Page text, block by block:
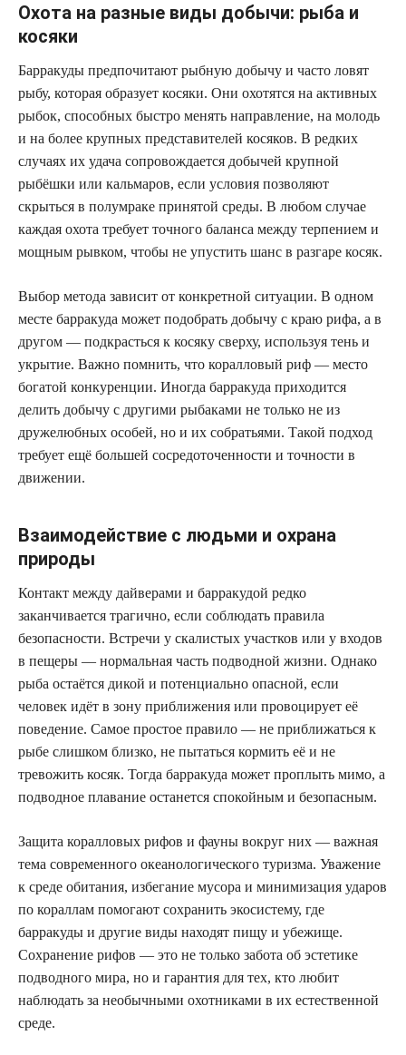
Охота на разные виды добычи: рыба и
косяки
Барракуды предпочитают рыбную добычу и часто ловят
рыбу, которая образует косяки. Они охотятся на активных
рыбок, способных быстро менять направление, на молодь
и на более крупных представителей косяков. В редких
случаях их удача сопровождается добычей крупной
рыбёшки или кальмаров, если условия позволяют
скрыться в полумраке принятой среды. В любом случае
каждая охота требует точного баланса между терпением и
мощным рывком, чтобы не упустить шанс в разгаре косяк.
Выбор метода зависит от конкретной ситуации. В одном
месте барракуда может подобрать добычу с краю рифа, а в
другом — подкрасться к косяку сверху, используя тень и
укрытие. Важно помнить, что коралловый риф — место
богатой конкуренции. Иногда барракуда приходится
делить добычу с другими рыбаками не только не из
дружелюбных особей, но и их собратьями. Такой подход
требует ещё большей сосредоточенности и точности в
движении.
Взаимодействие с людьми и охрана
природы
Контакт между дайверами и барракудой редко
заканчивается трагично, если соблюдать правила
безопасности. Встречи у скалистых участков или у входов
в пещеры — нормальная часть подводной жизни. Однако
рыба остаётся дикой и потенциально опасной, если
человек идёт в зону приближения или провоцирует её
поведение. Самое простое правило — не приближаться к
рыбе слишком близко, не пытаться кормить её и не
тревожить косяк. Тогда барракуда может проплыть мимо, а
подводное плавание останется спокойным и безопасным.
Защита коралловых рифов и фауны вокруг них — важная
тема современного океанологического туризма. Уважение
к среде обитания, избегание мусора и минимизация ударов
по кораллам помогают сохранить экосистему, где
барракуды и другие виды находят пищу и убежище.
Сохранение рифов — это не только забота об эстетике
подводного мира, но и гарантия для тех, кто любит
наблюдать за необычными охотниками в их естественной
среде.